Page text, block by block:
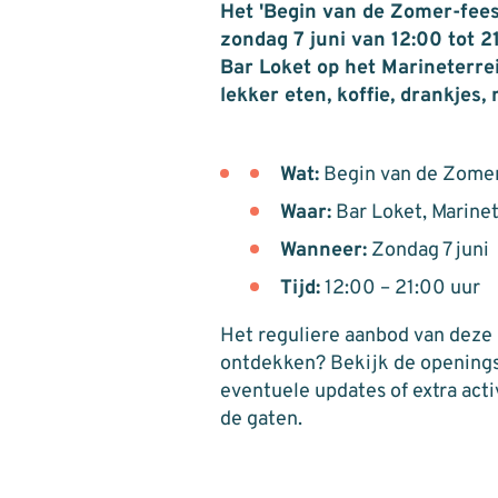
Het 'Begin van de Zomer-
zondag 7 juni van 12:00 tot
Bar Loket op het
lekker eten, koffie, drankjes,
Wat:Begin van de
Waar:Bar Loket,
Wanneer:Zondag 7 juni
Tijd:12:00 – 21:00 uur
Het reguliere aanbod van
ontdekken? Bekijk de
eventuele updates of extra
de gaten.